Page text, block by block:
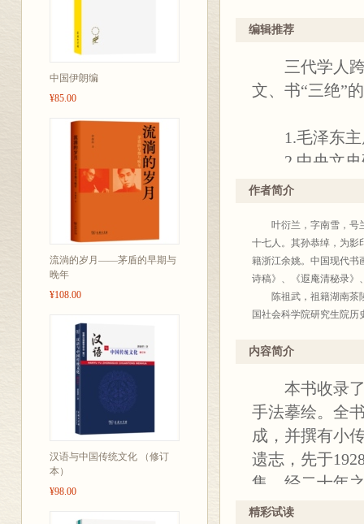
中国伊朗编
¥85.00
流淌的岁月——茅盾的早期与
晚年
¥108.00
汉语与中国传统文化 （修订
本）
¥98.00
编辑推荐
三代学人跨
文、书“三绝”
1.毛泽东主
2.中央文史
3.第一集之画
4.康有为、
罗振玉、谭延
5.199位清代
结晶。
作者简介：
为充分发挥哲
进我国哲学社
2010年始，设
成果经过了同
面、统一版式
作者简介
叶衍兰，字南雪，号兰
十七人。其孙恭绰，为影
籍浙江余姚。中国现代书
诗稿》、《遐庵清秘录》
陈祖武，祖籍湖南茶陵
国社会科学院研究生院
学术拾零》《清代学术源
内容简介
本书收录了
手法摹绘。全
成，并撰有小
遗志，先于
集，经二十年
绘，并私人出
精彩试读